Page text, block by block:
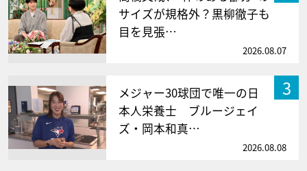
サイズが規格外？黒柳徹子も
目を見張…
2026.08.07
3
メジャー30球団で唯一の日
本人栄養士 ブルージェイ
ズ・岡本和真…
2026.08.08